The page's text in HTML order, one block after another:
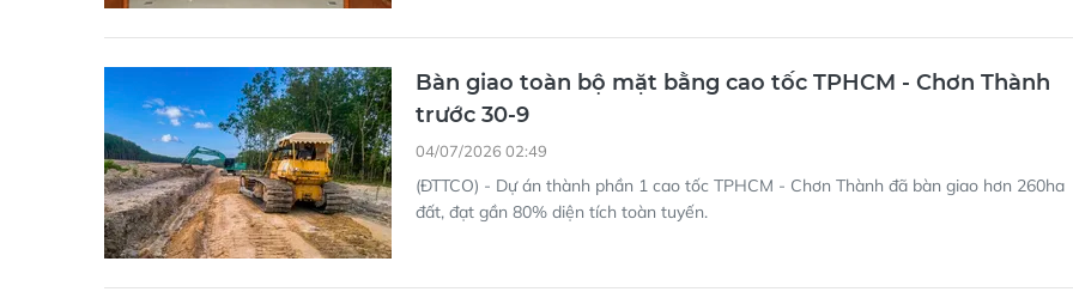
Bàn giao toàn bộ mặt bằng cao tốc TPHCM - Chơn Thành
trước 30-9
04/07/2026 02:49
(ĐTTCO) - Dự án thành phần 1 cao tốc TPHCM - Chơn Thành đã bàn giao hơn 260ha
đất, đạt gần 80% diện tích toàn tuyến.